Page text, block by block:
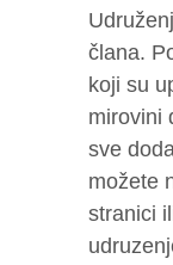
člana.
koji su
mirovini
sve
možete
stranici